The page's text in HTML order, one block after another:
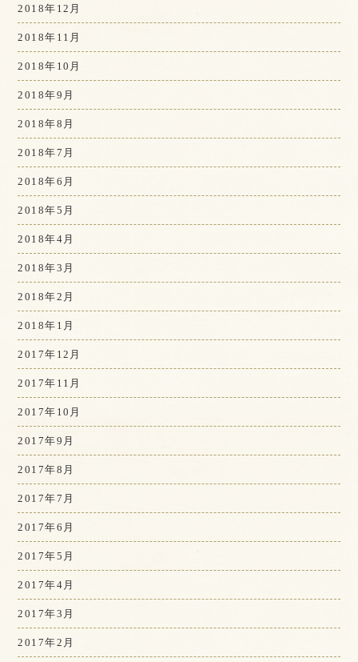
2018年12月
2018年11月
2018年10月
2018年9月
2018年8月
2018年7月
2018年6月
2018年5月
2018年4月
2018年3月
2018年2月
2018年1月
2017年12月
2017年11月
2017年10月
2017年9月
2017年8月
2017年7月
2017年6月
2017年5月
2017年4月
2017年3月
2017年2月